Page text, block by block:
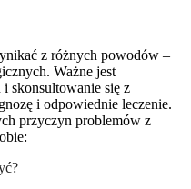
z różnych powodów –
Ważne jest
skonsultowanie się z
i odpowiednie leczenie.
przyczyn problemów z